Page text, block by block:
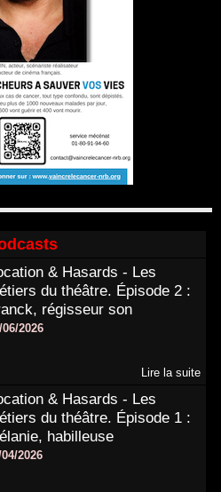
& Hasards - Les
du théâtre. Épisode 2 :
régisseur son
06/2026
Lire la suite
& Hasards - Les
du théâtre. Épisode 1 :
habilleuse
04/2026